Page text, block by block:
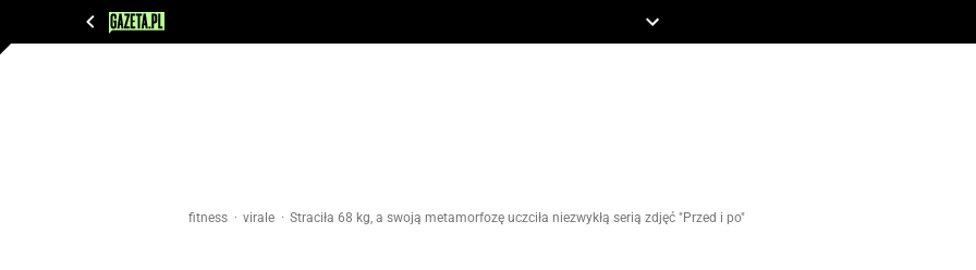
fitness virale Straciła 68 kg, a swoją metamorfozę uczciła niezwykłą serią zdjęć "Przed i po"